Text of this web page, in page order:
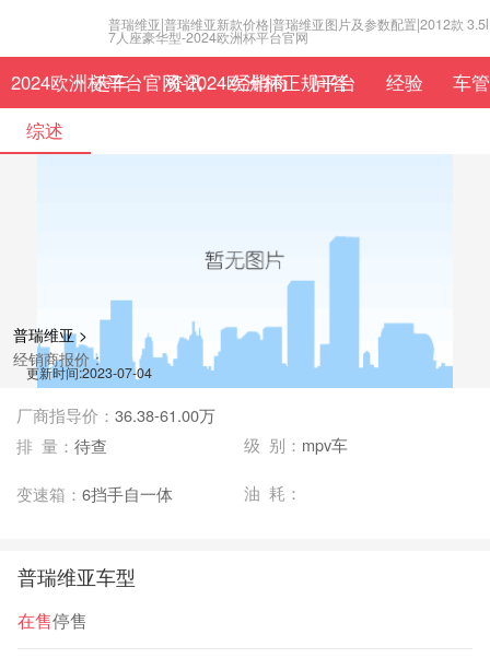
普瑞维亚|普瑞维亚新款价格|普瑞维亚图片及参数配置|2012款 3.5l
7人座豪华型-2024欧洲杯平台官网
2024欧洲杯平台官网-2024欧洲杯正规平台
选车 资讯 经销商 问答 经验
车
综述
普瑞维亚 >
经销商报价：
更新时间:2023-07-04
厂商指导价： 36.38-61.00万
排 量： 待查 级 别： mpv车
变速箱： 6挡手自一体 油 耗：
普瑞维亚车型
在售停售